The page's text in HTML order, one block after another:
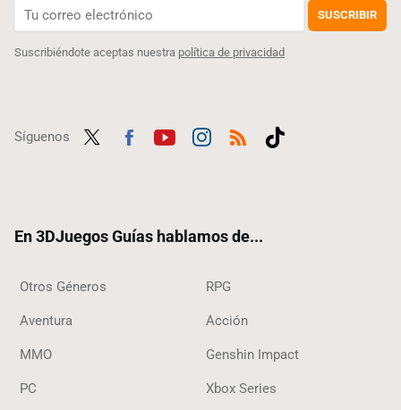
SUSCRIBIR
Suscribiéndote aceptas nuestra política de privacidad
Síguenos
En 3DJuegos Guías hablamos de...
Otros Géneros RPG
Aventura Acción
MMO Genshin Impact
PC Xbox Series